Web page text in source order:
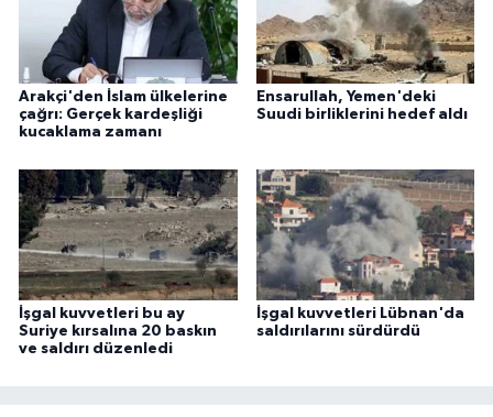
Arakçi'den İslam ülkelerine
çağrı: Gerçek kardeşliği
kucaklama zamanı
Ensarullah, Yemen'deki
Suudi birliklerini hedef aldı
İşgal kuvvetleri bu ay
Suriye kırsalına 20 baskın
ve saldırı düzenledi
İşgal kuvvetleri Lübnan'da
saldırılarını sürdürdü